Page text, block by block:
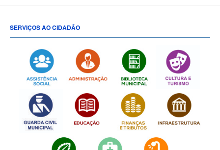
SERVIÇOS AO CIDADÃO